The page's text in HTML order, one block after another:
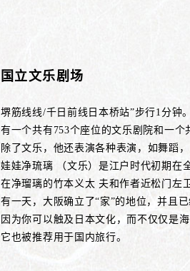
国立文乐剧场
堺筋线线/千日前线日本桥站”步行1分钟。
有一个共有753个座位的文乐剧院和一个
除了文乐，他还表演各种表演，如舞蹈
娃娃净琉璃 （文乐）是江户时代初期在
在净瑠璃的竹本义太 夫和作者近松门左
有一天，大阪确立了“家”的地位，并且已
因为你可以触及日本文化，而不仅仅是海
它也被推荐用于国内旅行。